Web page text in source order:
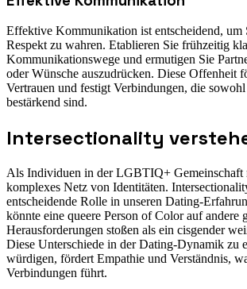
Effektive Kommunikation ist entscheidend, um
Respekt zu wahren. Etablieren Sie frühzeitig
Kommunikationswege und ermutigen Sie
oder Wünsche auszudrücken. Diese Offenheit
Vertrauen und festigt Verbindungen, die
bestärkend sind.
Intersectionality
Als Individuen in der LGBTIQ+ Gemeinschaft
komplexes Netz von Identitäten.
entscheidende Rolle in unseren Dating-
könnte eine queere Person of Color auf andere
Herausforderungen stoßen als ein cisgender
Diese Unterschiede in der Dating-Dynamik zu
würdigen, fördert Empathie und Verständnis,
Verbindungen führt.